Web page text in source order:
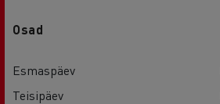
Osad
Esmaspäev
Teisipäev